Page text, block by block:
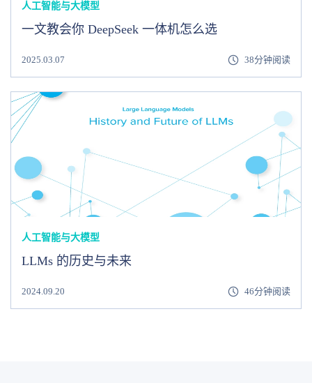
人工智能与大模型
一文教会你 DeepSeek 一体机怎么选
2025.03.07 38分钟阅读
人工智能与大模型
LLMs 的历史与未来
2024.09.20 46分钟阅读